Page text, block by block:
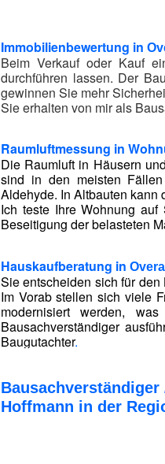
Immobilienbewertung in
Beim Verkauf oder Kauf
durchführen lassen. Der
gewinnen Sie mehr
Sie erhalten von mir als
Raumluftmessung in
Die Raumluft in Häusern
sind in den meisten Fällen
Aldehyde. In Altbauten kann
Ich teste Ihre Wohnung
Beseitigung der belasteten
Hauskaufberatung in
Sie entscheiden sich für
Im Vorab stellen sich viele
modernisiert werden,
Bausachverständiger
Baugutachter.
Hoffmann in der